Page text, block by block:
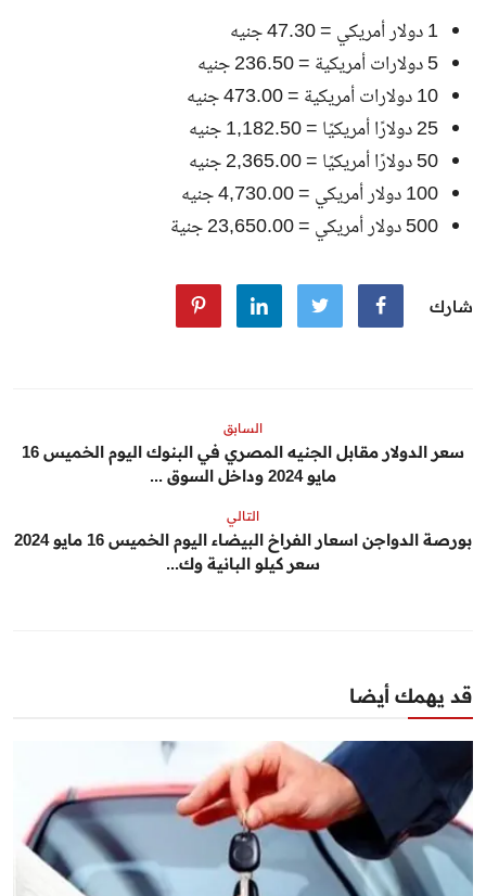
1 دولار أمريكي = 47.30 جنيه
5 دولارات أمريكية = 236.50 جنيه
10 دولارات أمريكية = 473.00 جنيه
25 دولارًا أمريكيًا = 1,182.50 جنيه
50 دولارًا أمريكيًا = 2,365.00 جنيه
100 دولار أمريكي = 4,730.00 جنيه
500 دولار أمريكي = 23,650.00 جنية
شارك
السابق
سعر الدولار مقابل الجنيه المصري في البنوك اليوم الخميس 16
مايو 2024 وداخل السوق ...
التالي
بورصة الدواجن اسعار الفراخ البيضاء اليوم الخميس 16 مايو 2024
سعر كيلو البانية وك...
قد يهمك أيضا